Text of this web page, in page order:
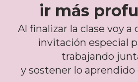
ir más
Al finalizar la clase voy
invitación especial
trabajando
y sostener lo